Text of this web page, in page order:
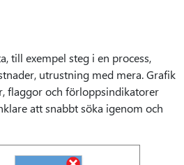
till exempel steg i en process,
utrustning med mera. Grafik
flaggor och förloppsindikatorer
att snabbt söka igenom och